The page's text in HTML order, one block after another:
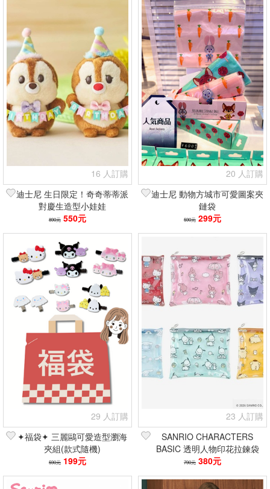
16 人訂購
迪士尼 生日限定！奇奇蒂蒂派
對慶生造型小娃娃
890元 550元
20 人訂購
迪士尼 動物方城市可愛圖案夾
鏈袋
590元 299元
29 人訂購
✦福袋✦ 三麗鷗可愛造型瀏海
夾組(款式隨機)
590元 199元
23 人訂購
SANRIO CHARACTERS
BASIC 透明人物印花拉鍊袋
790元 380元